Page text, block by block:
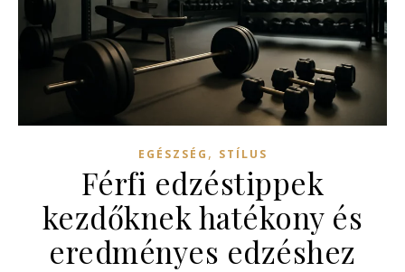
EGÉSZSÉG , STÍLUS
Férfi edzéstippek
kezdőknek hatékony és
eredményes edzéshez